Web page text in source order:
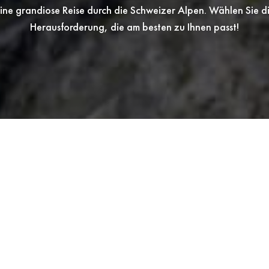
grandiose Reise durch die Schweizer Alpen. Wählen Sie
Herausforderung, die am besten zu Ihnen passt!